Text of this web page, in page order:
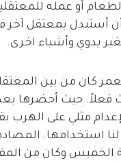
أو عمله
وأن أستبدل بمعتقل
يدوي وأشياء اخرى.
كان من بين
فعلاً. حيث أحضرها
مثلي على الهرب
حتى تسنى لنا
وكان من